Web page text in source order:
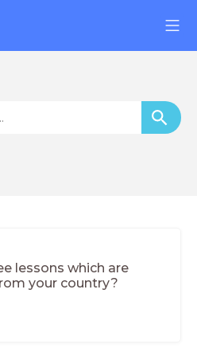
lessons which are
your country?